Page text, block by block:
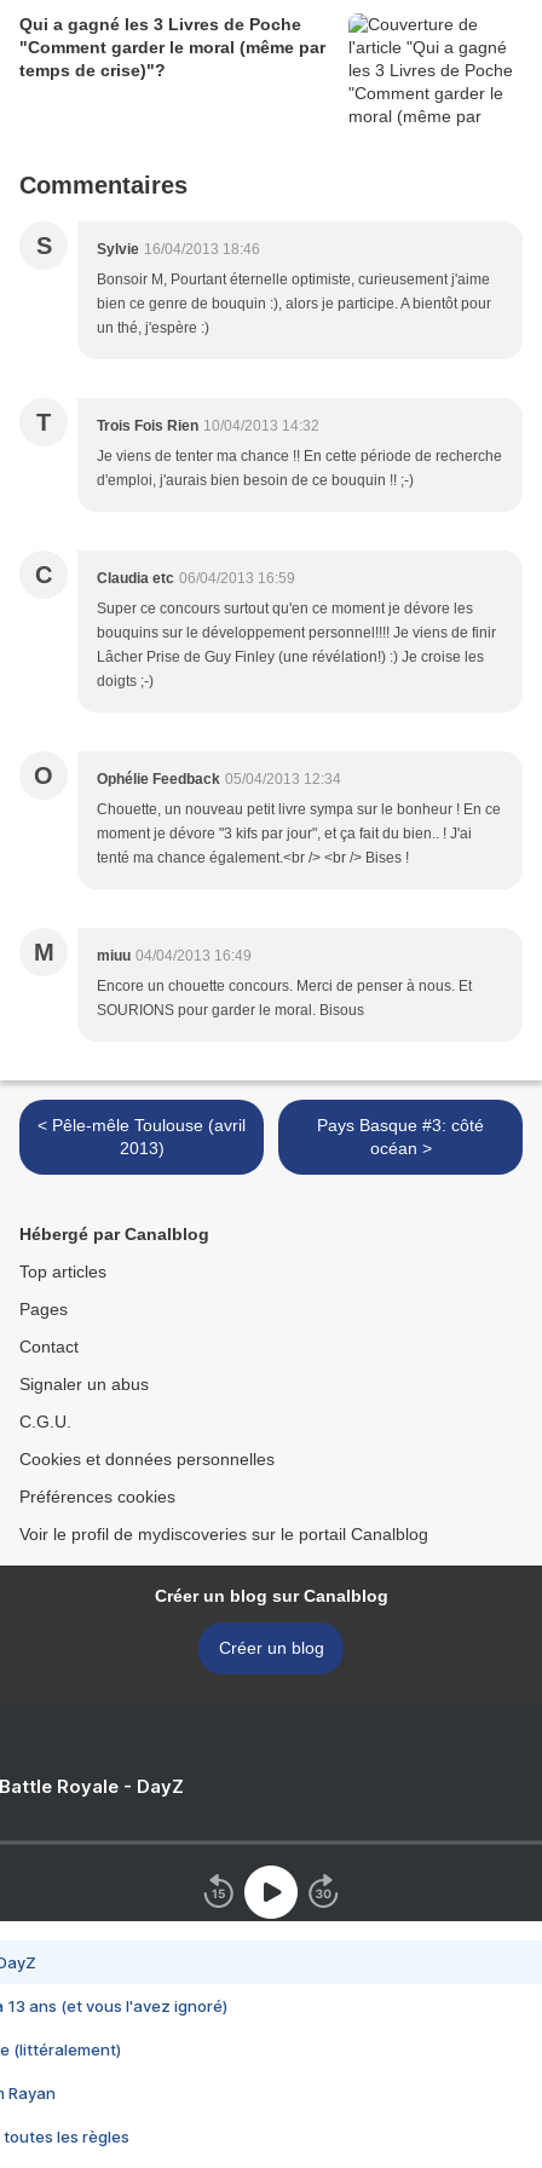
Qui a gagné les 3 Livres de Poche
"Comment garder le moral (même par
temps de crise)"?
Commentaires
S Sylvie 16/04/2013 18:46
Bonsoir M, Pourtant éternelle optimiste, curieusement j'aime
bien ce genre de bouquin :), alors je participe. A bientôt pour
un thé, j'espère :)
T Trois Fois Rien 10/04/2013 14:32
Je viens de tenter ma chance !! En cette période de recherche
d'emploi, j'aurais bien besoin de ce bouquin !! ;-)
C Claudia etc 06/04/2013 16:59
Super ce concours surtout qu'en ce moment je dévore les
bouquins sur le développement personnel!!!! Je viens de finir
Lâcher Prise de Guy Finley (une révélation!) :) Je croise les
doigts ;-)
O Ophélie Feedback 05/04/2013 12:34
Chouette, un nouveau petit livre sympa sur le bonheur ! En ce
moment je dévore "3 kifs par jour", et ça fait du bien.. ! J'ai
tenté ma chance également.<br /> <br /> Bises !
M miuu 04/04/2013 16:49
Encore un chouette concours. Merci de penser à nous. Et
SOURIONS pour garder le moral. Bisous
< Pêle-mêle Toulouse (avril
2013)
Pays Basque #3: côté
océan >
Hébergé par Canalblog
Top articles
Pages
Contact
Signaler un abus
C.G.U.
Cookies et données personnelles
Préférences cookies
Voir le profil de mydiscoveries sur le portail Canalblog
Créer un blog sur Canalblog
Créer un blog
Royale - DayZ
13 ans (et vous l'avez ignoré)
(littéralement)
Rayan
toutes les règles